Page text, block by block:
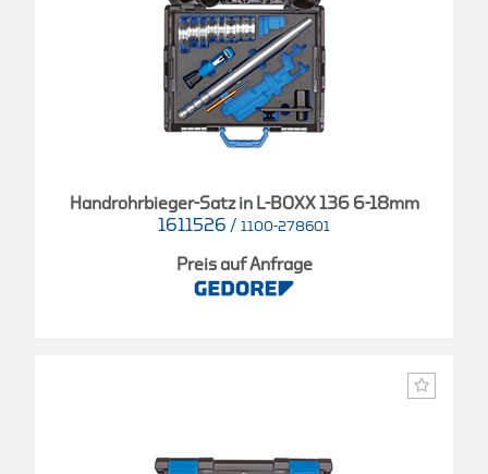
Handrohrbieger-Satz in L-BOXX 136 6-18mm
1611526 / 1100-278601
Preis auf Anfrage